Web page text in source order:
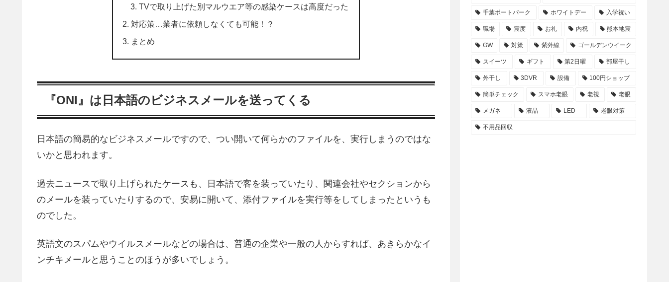
TVで取り上げた別マルウエア等の感染ケースは高度だった
対応策…業者に依頼しなくても可能！？
まとめ
『ONI』は日本語のビジネスメールを送ってくる
日本語の簡易的なビジネスメールですので、つい開いて何らかのファイルを、実行しまうのではな
いかと思われます。
過去ニュースで取り上げられたケースも、日本語で客を装っていたり、関連会社やセクションから
のメールを装っていたりするので、安易に開いて、添付ファイルを実行等をしてしまったというも
のでした。
英語文のスパムやウイルスメールなどの場合は、普通の企業や一般の人からすれば、あきらかなイ
ンチキメールと思うことのほうが多いでしょう。
千葉ポートパーク ホワイトデー 入学祝い
職場 震度 お礼 内祝 熊本地震
GW 対策 紫外線 ゴールデンウイーク
スイーツ ギフト 第2日曜 部屋干し
外干し 3DVR 設備 100円ショップ
簡単チェック スマホ老眼 老視 老眼
メガネ 液晶 LED 老眼対策
不用品回収